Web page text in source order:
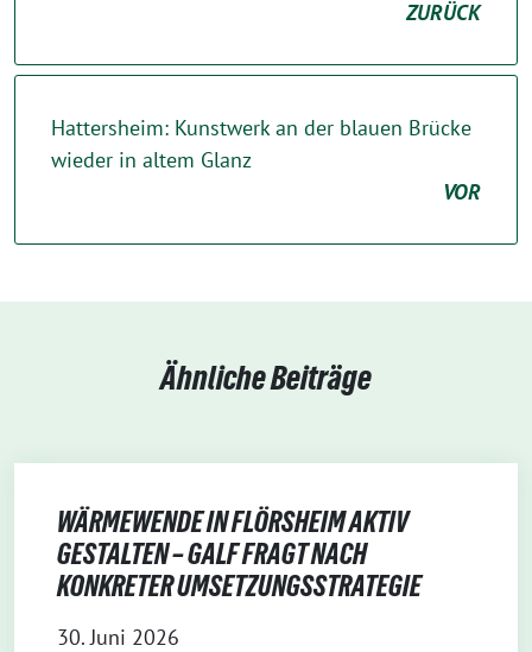
ZURÜCK
Hattersheim: Kunstwerk an der blauen Brücke
wieder in altem Glanz
VOR
Ähnliche Beiträge
WÄRMEWENDE IN FLÖRSHEIM AKTIV
GESTALTEN – GALF FRAGT NACH
KONKRETER UMSETZUNGSSTRATEGIE
30. Juni 2026